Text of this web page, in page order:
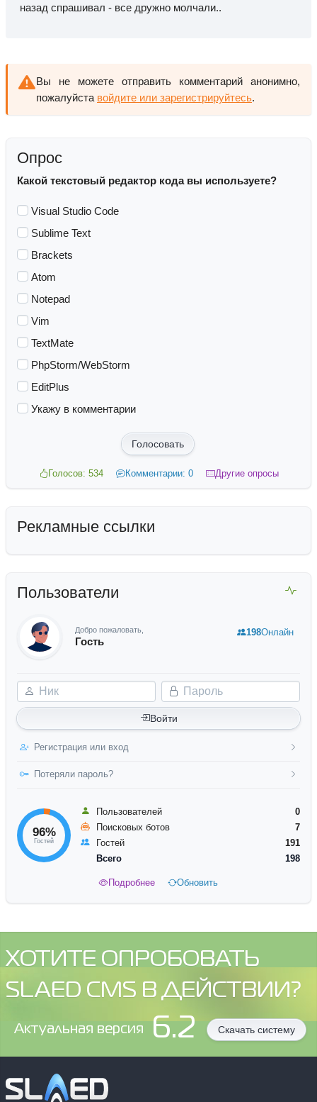
назад спрашивал - все дружно молчали..
Вы не можете отправить комментарий анонимно,
пожалуйста войдите или зарегистрируйтесь.
Опрос
Какой текстовый редактор кода вы используете?
Visual Studio Code
Sublime Text
Brackets
Atom
Notepad
Vim
TextMate
PhpStorm/WebStorm
EditPlus
Укажу в комментарии
Голосовать
Голосов: 534 Комментарии: 0 Другие опросы
Рекламные ссылки
Пользователи
Добро пожаловать,
Гость
Ник Пароль
Войти
Регистрация или вход
Потеряли пароль?
198Онлайн
96%
Гостей
Пользователей
0
Поисковых ботов
7
Гостей
191
Всего
198
Подробнее Обновить
ХОТИТЕ ОПРОБОВАТЬ
SLAED CMS В ДЕЙСТВИИ?
Aктуальная версия 6.2 Скачать систему